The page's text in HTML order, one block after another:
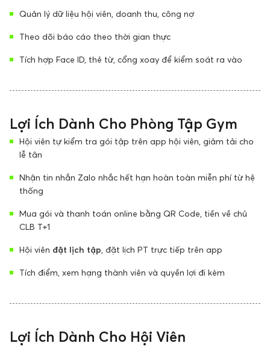
Quản lý dữ liệu hội viên, doanh thu, công nợ
Theo dõi báo cáo theo thời gian thực
Tích hợp Face ID, thẻ từ, cổng xoay để kiểm soát ra vào
Lợi Ích Dành Cho Phòng Tập Gym
Hội viên tự kiểm tra gói tập trên app hội viên, giảm tải cho
lễ tân
Nhận tin nhắn Zalo nhắc hết hạn hoàn toàn miễn phí từ hệ
thống
Mua gói và thanh toán online bằng QR Code, tiền về chủ
CLB T+1
Hội viên đặt lịch tập , đặt lịch PT trực tiếp trên app
Tích điểm, xem hạng thành viên và quyền lợi đi kèm
Lợi Ích Dành Cho Hội Viên